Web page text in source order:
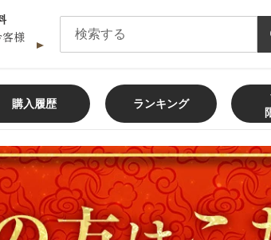
様
購入履歴 ランキング